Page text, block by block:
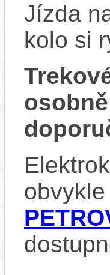
Jízda
kolo si